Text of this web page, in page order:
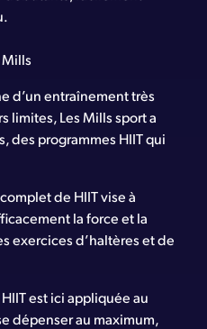
d’un entraînement très
limites, Les Mills sport a
des programmes HIIT qui
de HIIT vise à
la force et la
exercices d’haltères et de
est ici appliquée au
dépenser au maximum,